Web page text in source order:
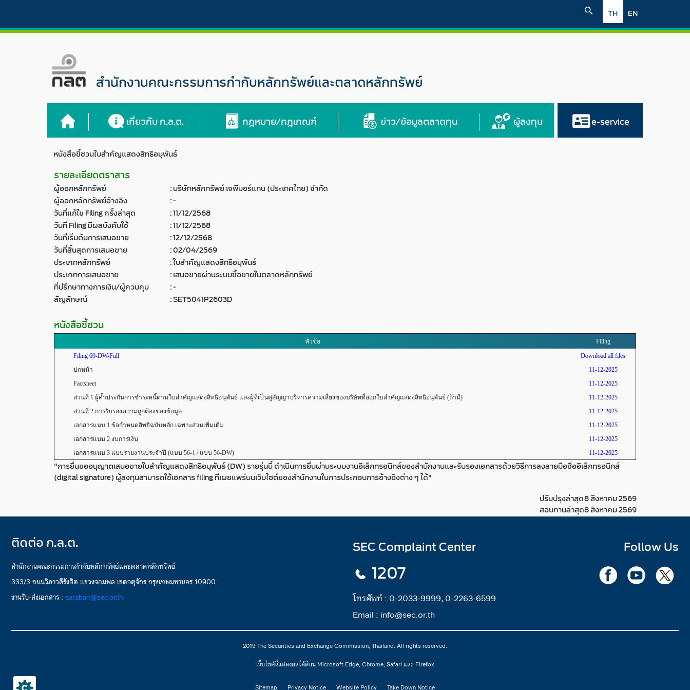
EN
TH
สำนักงานคณะกรรมการกำกับหลักทรัพย์และตลาดหลักทรัพย์
เกี่ยวกับ ก.ล.ต. กฎหมาย/กฎเกณฑ์ ข่าว/ข้อมูลตลาดทุน ผู้ลงทุน e-service
หนังสือชี้ชวนใบสำคัญแสดงสิทธิอนุพันธ์
รายละเอียดตราสาร
ผู้ออกหลักทรัพย์ :บริษัทหลักทรัพย์ เจพีมอร์แกน (ประเทศไทย) จำกัด
ผู้ออกหลักทรัพย์อ้างอิง
:-
วันที่แก้ไข Filing ครั้งล่าสุด
:11/12/2568
วันที่ Filing มีผลบังคับใช้
:11/12/2568
วันที่เริ่มต้นการเสนอขาย
:12/12/2568
วันที่สิ้นสุดการเสนอขาย
:02/04/2569
ประเภทหลักทรัพย์
:ใบสำคัญแสดงสิทธิอนุพันธ์
ประเภทการเสนอขาย
:เสนอขายผ่านระบบซื้อขายในตลาดหลักทรัพย์
ที่ปรึกษาทางการเงิน/ผู้ควบคุม
:-
สัญลักษณ์
:SET5041P2603D
หนังสือชี้ชวน
หัวข้อ
Filing
Filing 69-DW-Full
Download all files
ปกหน้า
11-12-2025
Factsheet
11-12-2025
ส่วนที่ 1 ผู้ค้ำประกันการชำระหนี้ตามใบสำคัญแสดงสิทธิอนุพันธ์ และผู้ที่เป็นคู่สัญญาบริหารความเสี่ยงของบริษัทที่ออกใบสำคัญแสดงสิทธิอนุพันธ์ (ถ้ามี)
11-12-2025
ส่วนที่ 2 การรับรองความถูกต้องของข้อมูล
11-12-2025
เอกสารแนบ 1 ข้อกำหนดสิทธิฉบับหลัก เฉพาะส่วนเพิ่มเติม
11-12-2025
เอกสารแนบ 2 งบการเงิน
11-12-2025
เอกสารแนบ 3 แบบรายงานประจำปี (แบบ 56-1 / แบบ 56-DW)
11-12-2025
"การยื่นขออนุญาตเสนอขายใบสำคัญแสดงสิทธิอนุพันธ์ (DW) รายรุ่นนี้ ดำเนินการยื่นผ่านระบบงานอิเล็กทรอนิกส์ของสำนักงานและรับรองเอกสารด้วยวิธีการลงลายมือชื่ออิเล็กทรอนิกส์
(digital signature) ผู้ลงทุนสามารถใช้เอกสาร filing ที่เผยแพร่บนเว็บไซต์ของสำนักงานในการประกอบการอ้างอิงต่าง ๆ ได้"
ปรับปรุงล่าสุด8 สิงหาคม 2569
สอบทานล่าสุด8 สิงหาคม 2569
ติดต่อ ก.ล.ต.
สำนักงานคณะกรรมการกำกับหลักทรัพย์และตลาดหลักทรัพย์
333/3 ถนนวิภาวดีรังสิต แขวงจอมพล เขตจตุจักร กรุงเทพมหานคร 10900
งานรับ-ส่งเอกสาร : saraban@sec.or.th
SEC Complaint Center
1207
โทรศัพท์ : 0-2033-9999, 0-2263-6599
Email : info@sec.or.th
Follow Us
2019 The Securities and Exchange Commission, Thailand. All rights reserved.
เว็บไซต์นี้แสดงผลได้ดีบน Microsoft Edge, Chrome, Safari และ Firefox
Sitemap Privacy Notice Website Policy Take Down Notice